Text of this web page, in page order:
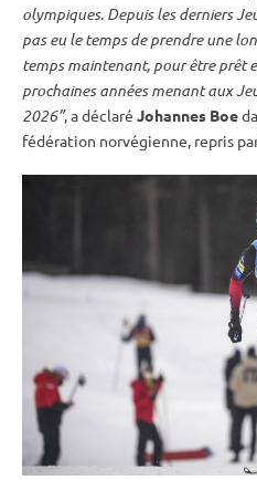
olympiques. Depuis les derniers
pas eu le temps de prendre une
temps maintenant, pour être prêt
prochaines années menant aux
2026”, a déclaré Johannes Boe
fédération norvégienne, repris